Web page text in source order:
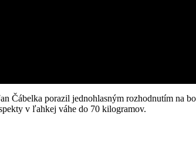
porazil jednohlasným rozhodnutím na
v ľahkej váhe do 70 kilogramov.